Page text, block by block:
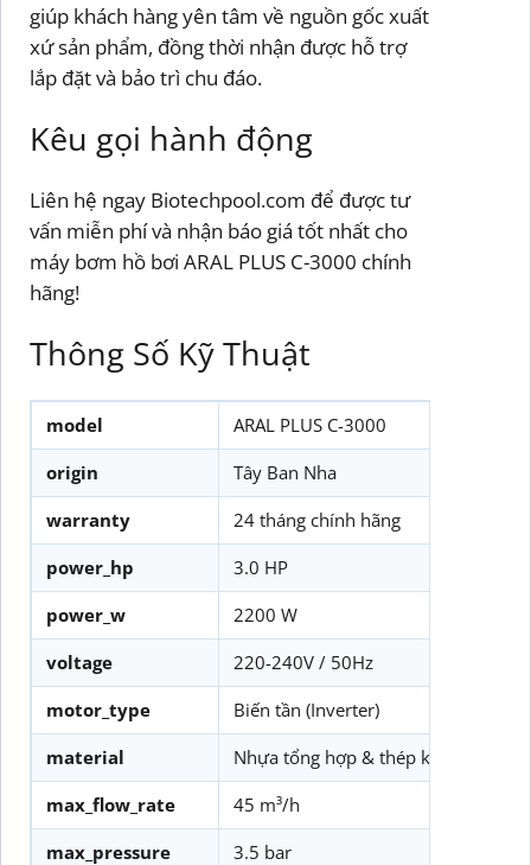
giúp khách hàng yên tâm về nguồn gốc xuất
xứ sản phẩm, đồng thời nhận được hỗ trợ
lắp đặt và bảo trì chu đáo.
Kêu gọi hành động
Liên hệ ngay Biotechpool.com để được tư
vấn miễn phí và nhận báo giá tốt nhất cho
máy bơm hồ bơi ARAL PLUS C-3000 chính
hãng!
Thông Số Kỹ Thuật
model ARAL PLUS C-3000
origin Tây Ban Nha
warranty 24 tháng chính hãng
power_hp 3.0 HP
power_w 2200 W
voltage 220-240V / 50Hz
motor_type Biến tần (Inverter)
material Nhựa tổng hợp & thép không gỉ
max_flow_rate 45 m³/h
max_pressure 3.5 bar